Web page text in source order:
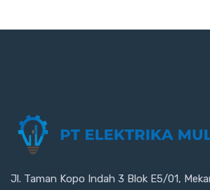
Jl. Taman Kopo Indah 3 Blok E5/01,